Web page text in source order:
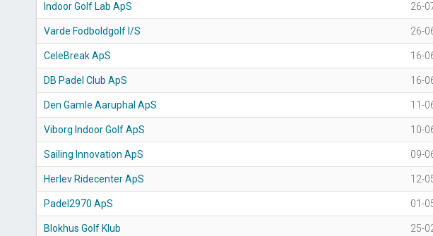
Indoor Golf Lab ApS 26-
Varde Fodboldgolf I/S 26-
CeleBreak ApS 16-
DB Padel Club ApS 16-
Den Gamle Aaruphal ApS 11-
Viborg Indoor Golf ApS 10-
Sailing Innovation ApS 09-
Herlev Ridecenter ApS 12-
Padel2970 ApS 01-
Blokhus Golf Klub 25-